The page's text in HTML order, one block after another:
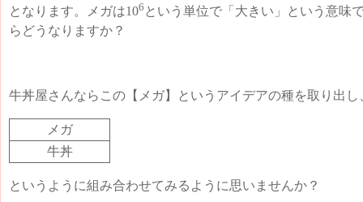
となります。メガは106 という単位で「大きい」という意味
らどうなりますか？
牛丼屋さんならこの【メガ】というアイデアの種を取り出し
メガ
牛丼
というように組み合わせてみるように思いませんか？